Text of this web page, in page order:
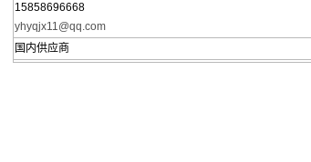
15858696668
yhyqjx11@qq.com
国内供应商